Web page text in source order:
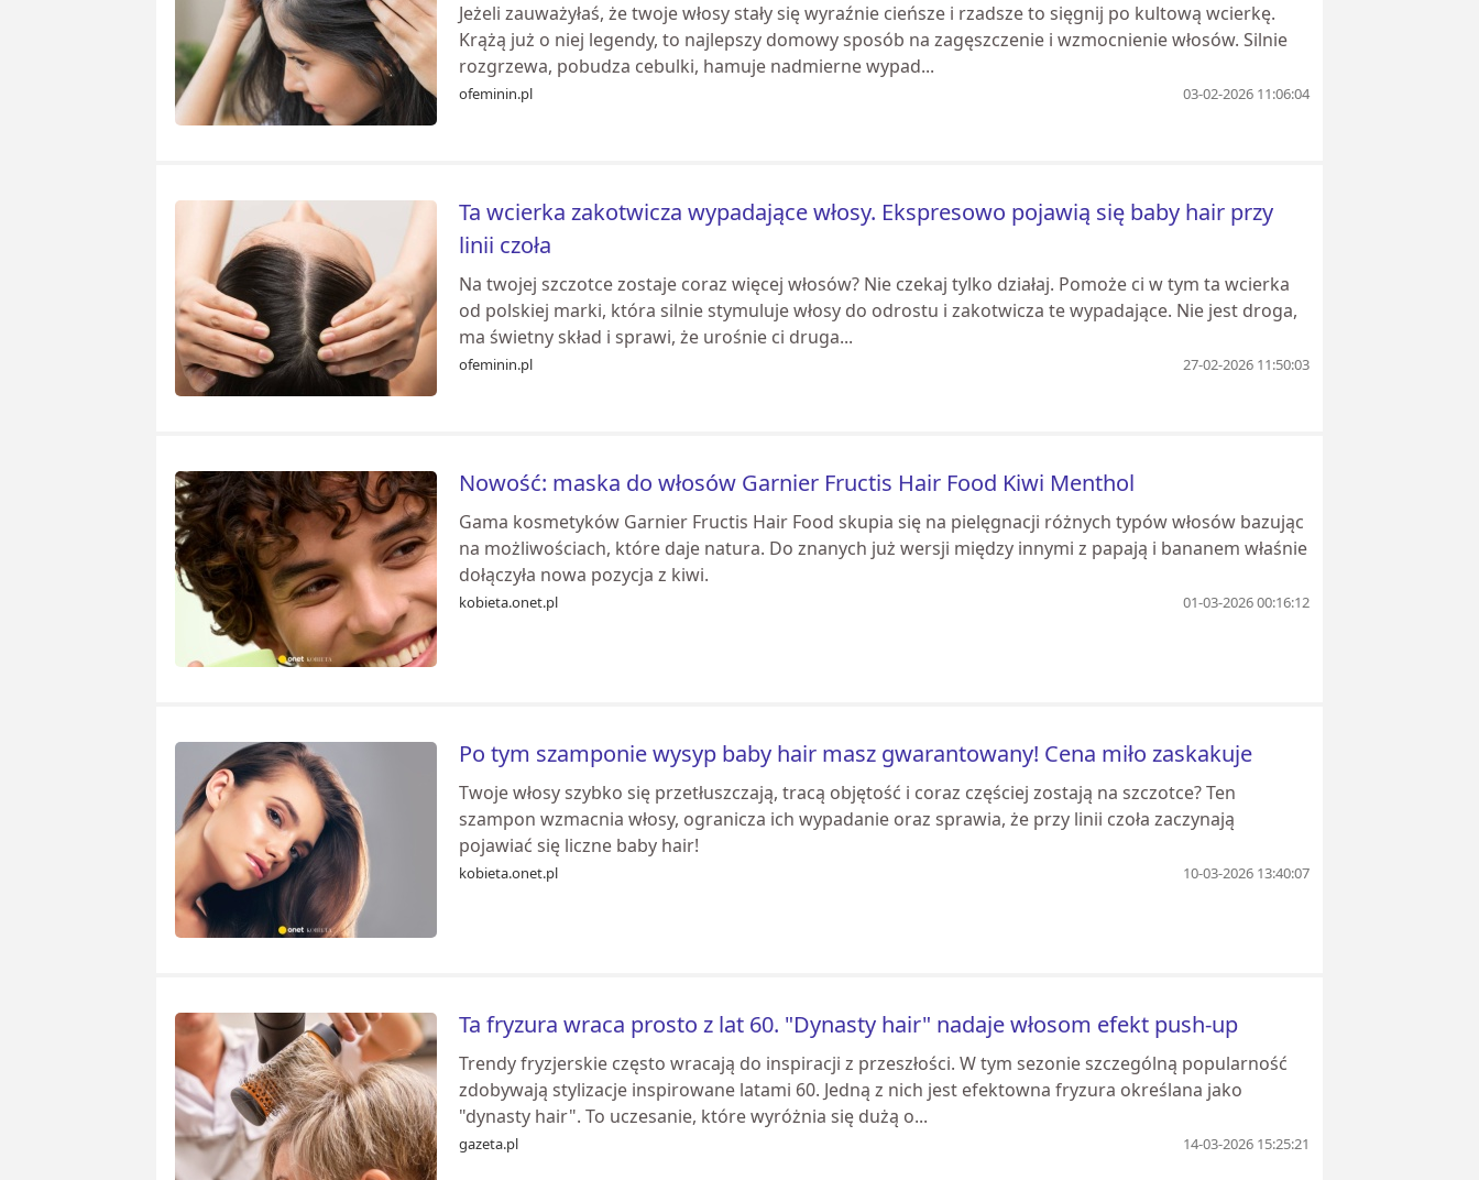
Jeżeli zauważyłaś, że twoje włosy stały się wyraźnie cieńsze i rzadsze to sięgnij po kultową wcierkę.
Krążą już o niej legendy, to najlepszy domowy sposób na zagęszczenie i wzmocnienie włosów. Silnie
rozgrzewa, pobudza cebulki, hamuje nadmierne wypad...
ofeminin.pl 03-02-2026 11:06:04
Ta wcierka zakotwicza wypadające włosy. Ekspresowo pojawią się baby hair przy
linii czoła
Na twojej szczotce zostaje coraz więcej włosów? Nie czekaj tylko działaj. Pomoże ci w tym ta wcierka
od polskiej marki, która silnie stymuluje włosy do odrostu i zakotwicza te wypadające. Nie jest droga,
ma świetny skład i sprawi, że urośnie ci druga...
ofeminin.pl 27-02-2026 11:50:03
Nowość: maska do włosów Garnier Fructis Hair Food Kiwi Menthol
Gama kosmetyków Garnier Fructis Hair Food skupia się na pielęgnacji różnych typów włosów bazując
na możliwościach, które daje natura. Do znanych już wersji między innymi z papają i bananem właśnie
dołączyła nowa pozycja z kiwi.
kobieta.onet.pl 01-03-2026 00:16:12
Po tym szamponie wysyp baby hair masz gwarantowany! Cena miło zaskakuje
Twoje włosy szybko się przetłuszczają, tracą objętość i coraz częściej zostają na szczotce? Ten
szampon wzmacnia włosy, ogranicza ich wypadanie oraz sprawia, że przy linii czoła zaczynają
pojawiać się liczne baby hair!
kobieta.onet.pl 10-03-2026 13:40:07
Ta fryzura wraca prosto z lat 60. "Dynasty hair" nadaje włosom efekt push-up
Trendy fryzjerskie często wracają do inspiracji z przeszłości. W tym sezonie szczególną popularność
zdobywają stylizacje inspirowane latami 60. Jedną z nich jest efektowna fryzura określana jako
"dynasty hair". To uczesanie, które wyróżnia się dużą o...
gazeta.pl 14-03-2026 15:25:21